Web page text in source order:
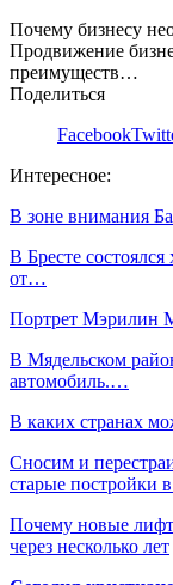
Почему бизнесу
Продвижение
преимуществ…
Поделиться
Facebook
Интересное:
В зоне внимания
В Бресте
от…
Портрет Мэрилин
В Мядельском
автомобиль.…
В каких странах
Сносим и
старые постройки
Почему новые
через несколько лет